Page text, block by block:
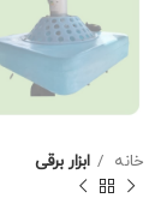
خانه ابزار برقی